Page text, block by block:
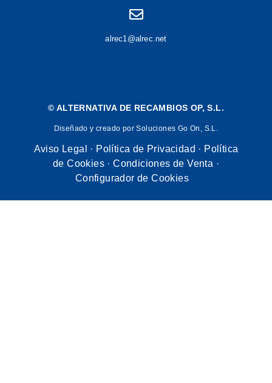
alrec1@alrec.net
© ALTERNATIVA DE RECAMBIOS OP, S.L.
Diseñado y creado por Soluciones Go On, S.L.
Aviso Legal · Política de Privacidad · Política
de Cookies ·Condiciones de Venta ·
Configurador de Cookies